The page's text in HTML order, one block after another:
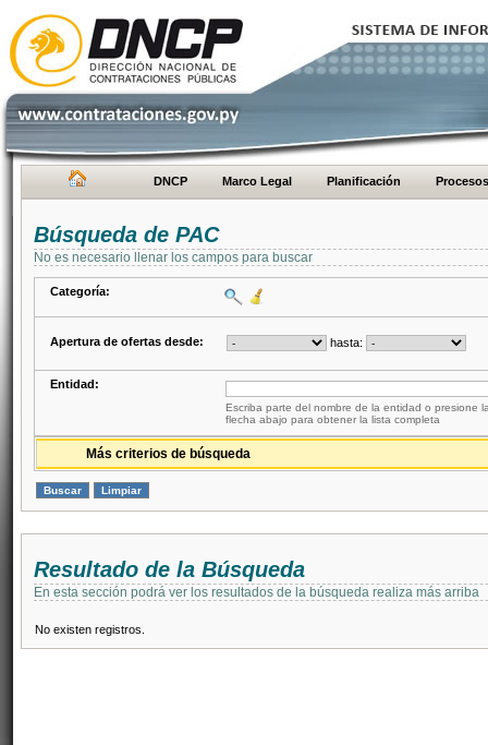
DNCP Marco Legal Planificación Procesos
Búsqueda de PAC
No es necesario llenar los campos para buscar
Categoría:
Apertura de ofertas desde: hasta:
Entidad:
Escriba parte del nombre de la entidad o presione
flecha abajo para obtener la lista completa
Más criterios de búsqueda
Resultado de la Búsqueda
En esta sección podrá ver los resultados de la búsqueda realiza más arriba
No existen registros.